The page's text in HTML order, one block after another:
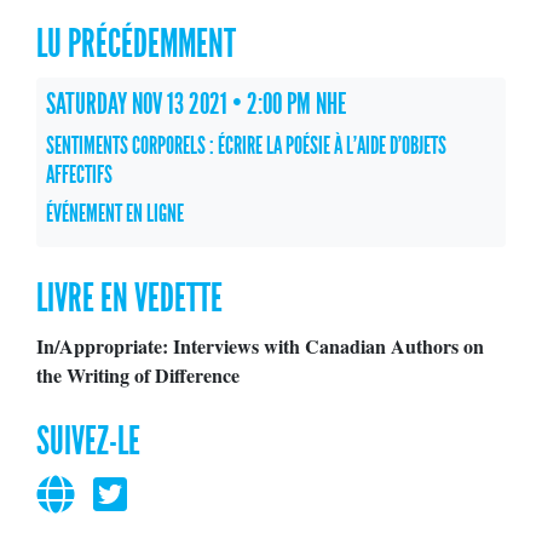
LU PRÉCÉDEMMENT
SATURDAY NOV 13 2021 • 2:00 PM NHE
SENTIMENTS CORPORELS : ÉCRIRE LA POÉSIE À L'AIDE D'OBJETS
AFFECTIFS
ÉVÉNEMENT EN LIGNE
LIVRE EN VEDETTE
In/Appropriate: Interviews with Canadian Authors on
the Writing of Difference
SUIVEZ-LE